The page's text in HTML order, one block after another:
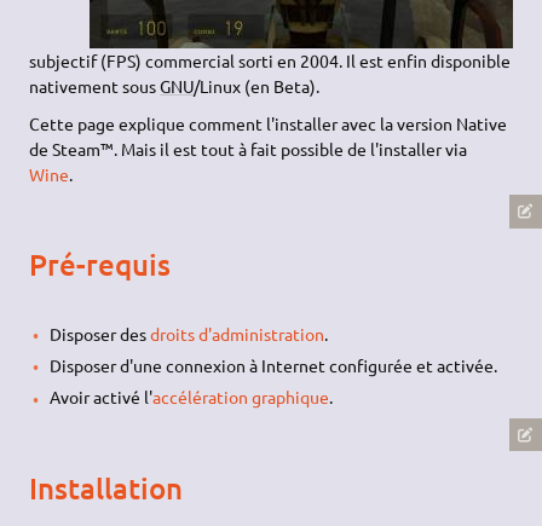
subjectif (FPS) commercial sorti en 2004. Il est enfin disponible
nativement sousGNU/Linux (en Beta).
Cette page explique comment l'installer avec la version Native
de Steam™. Mais il est tout à fait possible de l'installer via
Wine
Pré-requis
Disposer desdroits d'administration
Disposer d'une connexion à Internet configurée et activée.
Avoir activé l'accélération graphique.
Installation